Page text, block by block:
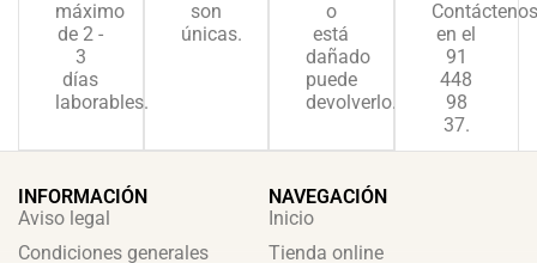
máximo
de 2 -
3
días
laborables.
son
únicas.
o
está
dañado
puede
devolverlo.
Contáctenos
en el
91
448
98
37.
INFORMACIÓN
Aviso legal
Condiciones generales
NAVEGACIÓN
Inicio
Tienda online